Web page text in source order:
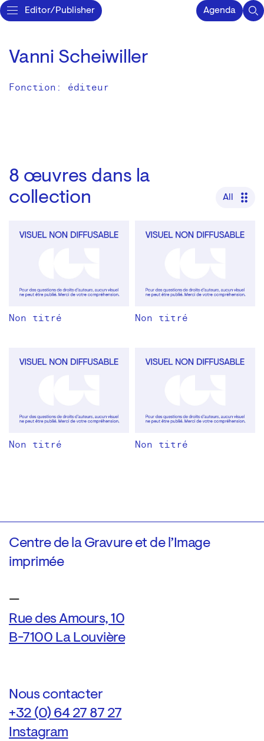
Editor/Publisher Agenda
Vanni Scheiwiller
Fonction: éditeur
8 œuvres dans la
collection
All
Non titré Non titré
Non titré Non titré
Centre de la Gravure et de l’Image
imprimée
—
Rue des Amours, 10
B-7100 La Louvière
Nous contacter
+32 (0) 64 27 87 27
Instagram